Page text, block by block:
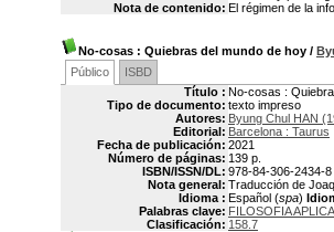
Nota de contenido: El régimen de la
No-cosas : Quiebras del mundo de hoy /
Público
ISBD
Título : No-cosas :
Tipo de documento: texto impreso
Autores: Byung Chul HAN
Editorial: Barcelona : Taurus
Fecha de publicación: 2021
Número de páginas: 139 p.
ISBN/ISSN/DL: 978-84-306-2434-8
Nota general: Traducción de
Idioma : Español (spa)
Palabras clave: FILOSOFIA
Clasificación: 158.7